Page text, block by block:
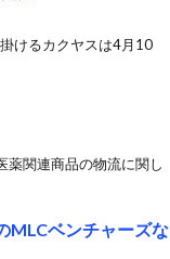
けるカクヤスは4月10
薬関連商品の物流に関し
MLCベンチャーズな